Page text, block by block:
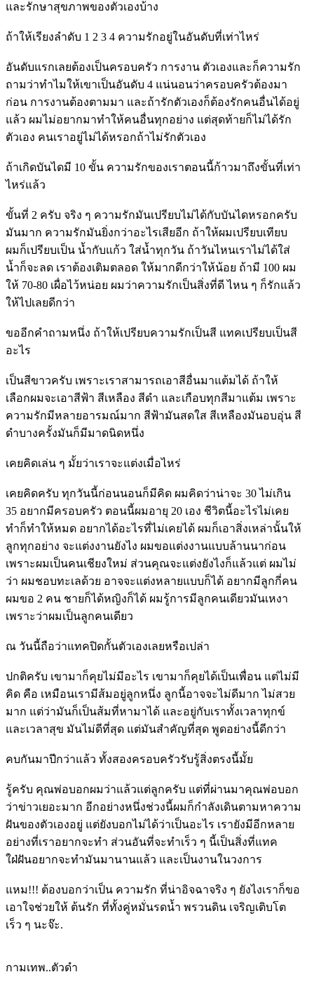
และรักษาสุขภาพของตัวเองบ้าง
ถ้าให้เรียงลำดับ 1 2 3 4 ความรักอยู่ในอันดับที่เท่าไหร่
อันดับแรกเลยต้องเป็นครอบครัว การงาน ตัวเองและก็ความรัก
ถามว่าทำไมให้เขาเป็นอันดับ 4 แน่นอนว่าครอบครัวต้องมา
ก่อน การงานต้องตามมา และถ้ารักตัวเองก็ต้องรักคนอื่นได้อยู่
แล้ว ผมไม่อยากมาทำให้คนอื่นทุกอย่าง แต่สุดท้ายก็ไม่ได้รัก
ตัวเอง คนเราอยู่ไม่ได้หรอกถ้าไม่รักตัวเอง
ถ้าเกิดบันไดมี 10 ขั้น ความรักของเราตอนนี้ก้าวมาถึงขั้นที่เท่า
ไหร่แล้ว
ขั้นที่ 2 ครับ จริง ๆ ความรักมันเปรียบไม่ได้กับบันไดหรอกครับ
มันมาก ความรักมันยิ่งกว่าอะไรเสียอีก ถ้าให้ผมเปรียบเทียบ
ผมก็เปรียบเป็น น้ำกับแก้ว ใส่น้ำทุกวัน ถ้าวันไหนเราไม่ได้ใส่
น้ำก็จะลด เราต้องเติมตลอด ให้มากดีกว่าให้น้อย ถ้ามี 100 ผม
ให้ 70-80 เผื่อไว้หน่อย ผมว่าความรักเป็นสิ่งที่ดี ไหน ๆ ก็รักแล้ว
ให้ไปเลยดีกว่า
ขออีกคำถามหนึ่ง ถ้าให้เปรียบความรักเป็นสี แทคเปรียบเป็นสี
อะไร
เป็นสีขาวครับ เพราะเราสามารถเอาสีอื่นมาแต้มได้ ถ้าให้
เลือกผมจะเอาสีฟ้า สีเหลือง สีดำ และเกือบทุกสีมาแต้ม เพราะ
ความรักมีหลายอารมณ์มาก สีฟ้ามันสดใส สีเหลืองมันอบอุ่น สี
ดำบางครั้งมันก็มีมาดนิดหนึ่ง
เคยคิดเล่น ๆ มั้ยว่าเราจะแต่งเมื่อไหร่
เคยคิดครับ ทุกวันนี้ก่อนนอนก็มีคิด ผมคิดว่าน่าจะ 30 ไม่เกิน
35 อยากมีครอบครัว ตอนนี้ผมอายุ 20 เอง ชีวิตนี้อะไรไม่เคย
ทำก็ทำให้หมด อยากได้อะไรที่ไม่เคยได้ ผมก็เอาสิ่งเหล่านั้นให้
ลูกทุกอย่าง จะแต่งงานยังไง ผมขอแต่งงานแบบล้านนาก่อน
เพราะผมเป็นคนเชียงใหม่ ส่วนคุณจะแต่งยังไงก็แล้วแต่ ผมไม่
ว่า ผมชอบทะเลด้วย อาจจะแต่งหลายแบบก็ได้ อยากมีลูกกี่คน
ผมขอ 2 คน ชายก็ได้หญิงก็ได้ ผมรู้การมีลูกคนเดียวมันเหงา
เพราะว่าผมเป็นลูกคนเดียว
ณ วันนี้ถือว่าแทคปิดกั้นตัวเองเลยหรือเปล่า
ปกติครับ เขามาก็คุยไม่มีอะไร เขามาก็คุยได้เป็นเพื่อน แต่ไม่มี
คิด คือ เหมือนเรามีส้มอยู่ลูกหนึ่ง ลูกนี้อาจจะไม่ดีมาก ไม่สวย
มาก แต่ว่ามันก็เป็นส้มที่หามาได้ และอยู่กับเราทั้งเวลาทุกข์
และเวลาสุข มันไม่ดีที่สุด แต่มันสำคัญที่สุด พูดอย่างนี้ดีกว่า
คบกันมาปีกว่าแล้ว ทั้งสองครอบครัวรับรู้สิ่งตรงนี้มั้ย
รู้ครับ คุณพ่อบอกผมว่าแล้วแต่ลูกครับ แต่ที่ผ่านมาคุณพ่อบอก
ว่าข่าวเยอะมาก อีกอย่างหนึ่งช่วงนี้ผมก็กำลังเดินตามหาความ
ฝันของตัวเองอยู่ แต่ยังบอกไม่ได้ว่าเป็นอะไร เรายังมีอีกหลาย
อย่างที่เราอยากจะทำ ส่วนอันที่จะทำเร็ว ๆ นี้เป็นสิ่งที่แทค
ใฝ่ฝันอยากจะทำมันมานานแล้ว และเป็นงานในวงการ
แหม!!! ต้องบอกว่าเป็น ความรัก ที่น่าอิจฉาจริง ๆ ยังไงเราก็ขอ
เอาใจช่วยให้ ต้นรัก ที่ทั้งคู่หมั่นรดน้ำ พรวนดิน เจริญเติบโต
เร็ว ๆ นะจ๊ะ.
กามเทพ..ตัวดำ